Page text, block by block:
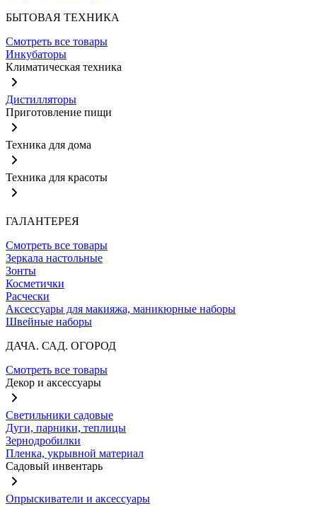
БЫТОВАЯ ТЕХНИКА
Смотреть все товары
Инкубаторы
Климатическая техника
Дистилляторы
Приготовление пищи
Техника для дома
Техника для красоты
ГАЛАНТЕРЕЯ
Смотреть все товары
Зеркала настольные
Зонты
Косметички
Расчески
Аксессуары для макияжа, маникюрные наборы
Швейные наборы
ДАЧА. САД. ОГОРОД
Смотреть все товары
Декор и аксессуары
Светильники садовые
Дуги, парники, теплицы
Зернодробилки
Пленка, укрывной материал
Садовый инвентарь
Опрыскиватели и аксессуары